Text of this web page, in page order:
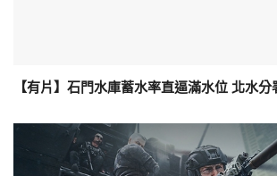
【有片】石門水庫蓄水率直逼滿水位 北水